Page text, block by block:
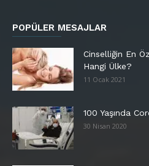
POPÜLER MESAJLAR
Cinselliğin En
Hangi Ülke?
11 Ocak 2021
100 Yaşında
30 Nisan 2020